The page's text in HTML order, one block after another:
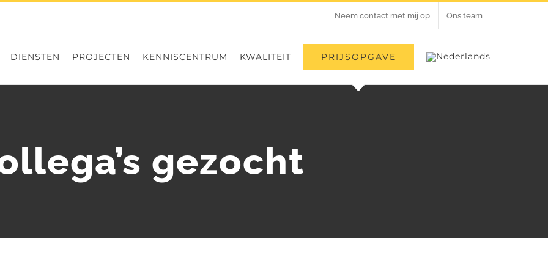
Neem contact met mij op Ons team
DIENSTEN PROJECTEN KENNISCENTRUM KWALITEIT PRIJSOPGAVE
gezocht